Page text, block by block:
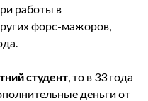
работы в
форс-мажоров,
студент, то в 33 года
деньги от